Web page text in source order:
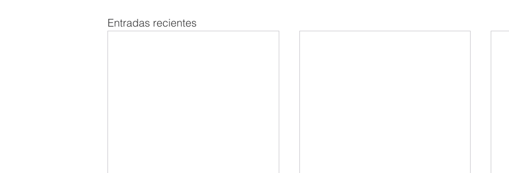
Entradas recientes